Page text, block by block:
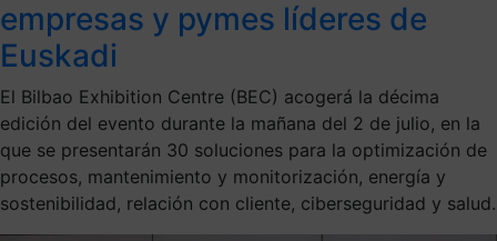
empresas y pymes líderes de
Euskadi
El Bilbao Exhibition Centre (BEC) acogerá la décima
edición del evento durante la mañana del 2 de julio, en la
que se presentarán 30 soluciones para la optimización de
procesos, mantenimiento y monitorización, energía y
sostenibilidad, relación con cliente, ciberseguridad y salud.